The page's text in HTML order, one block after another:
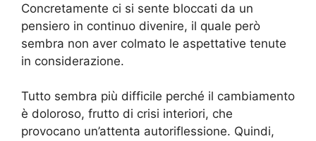
Concretamente ci si sente bloccati da un
pensiero in continuo divenire, il quale però
sembra non aver colmato le aspettative tenute
in considerazione.
Tutto sembra più difficile perché il cambiamento
è doloroso, frutto di crisi interiori, che
provocano un’attenta autoriflessione. Quindi,